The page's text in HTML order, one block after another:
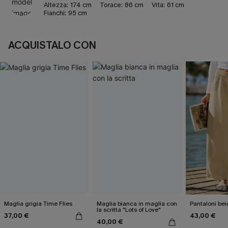
Altezza: 174 cm Torace: 86 cm Vita: 61 cm
Fianchi: 95 cm
ACQUISTALO CON
Maglia grigia Time Flies
37,00 €
Maglia bianca in maglia con
la scritta "Lots of Love"
40,00 €
Pantaloni
43,00 €